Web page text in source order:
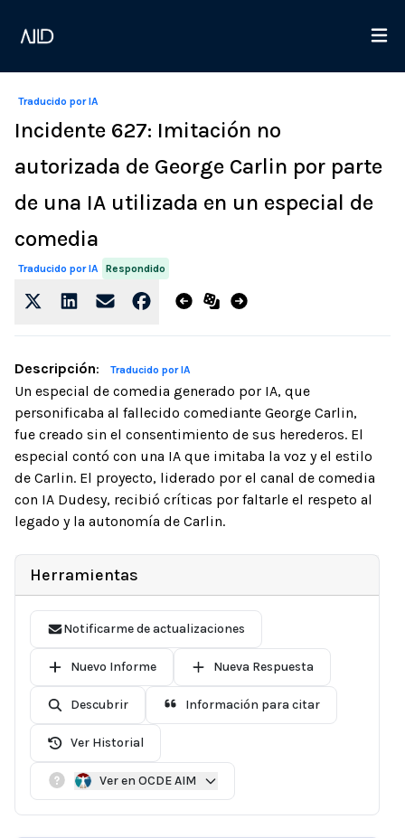
Traducido por IA
Incidente 627: Imitación no
autorizada de George Carlin por parte
de una IA utilizada en un especial de
comedia
Traducido por IA Respondido
Descripción: Traducido por IA
Un especial de comedia generado por IA, que
personificaba al fallecido comediante George Carlin,
fue creado sin el consentimiento de sus herederos. El
especial contó con una IA que imitaba la voz y el estilo
de Carlin. El proyecto, liderado por el canal de comedia
con IA Dudesy, recibió críticas por faltarle el respeto al
legado y la autonomía de Carlin.
Herramientas
Notificarme de actualizaciones
Nuevo Informe Nueva Respuesta
Descubrir Información para citar
Ver Historial
Ver en OCDE AIM